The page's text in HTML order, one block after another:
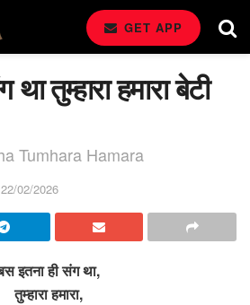
GET APP
तुम्हारा हमारा बेटी
Tumhara Hamara
22/02/2026
इतना ही संग था,
तुम्हारा हमारा,